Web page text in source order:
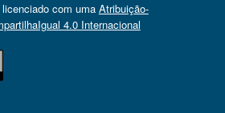
com uma Atribuição-
4.0 Internacional